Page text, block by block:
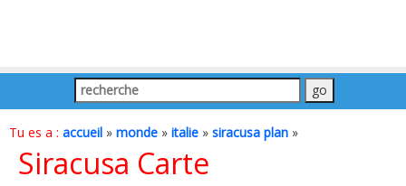
Tu es a : accueil » monde » italie » siracusa plan »
Siracusa Carte